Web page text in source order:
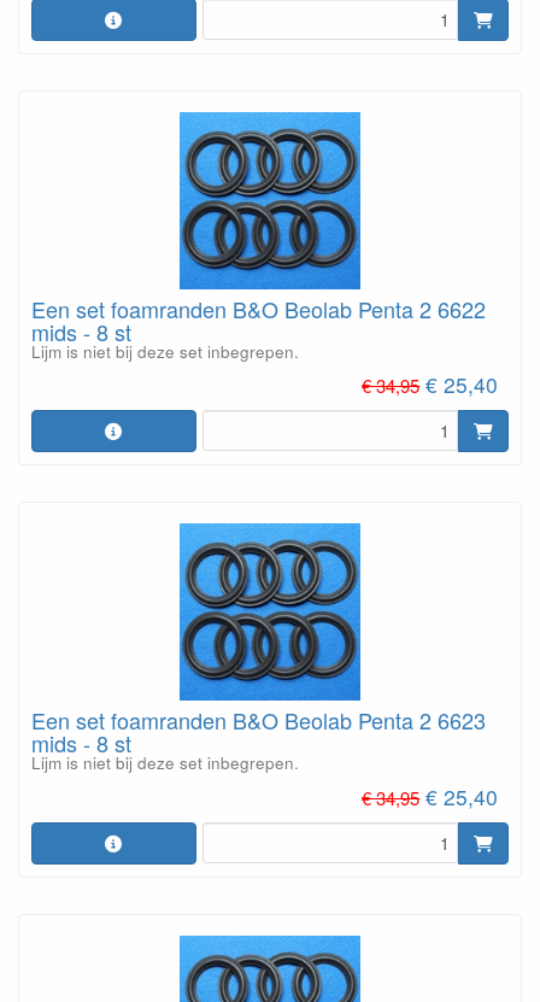
Een set foamranden B&O Beolab Penta 2 6622
mids - 8 st
Lijm is niet bij deze set inbegrepen.
€ 34,95 € 25,40
Een set foamranden B&O Beolab Penta 2 6623
mids - 8 st
Lijm is niet bij deze set inbegrepen.
€ 34,95 € 25,40